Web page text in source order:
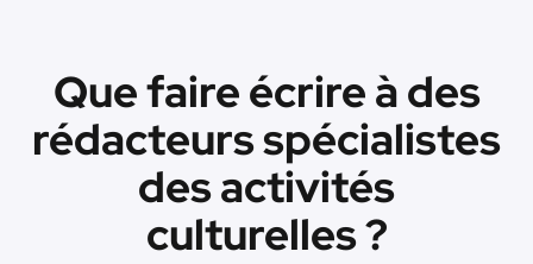
Que faire écrire à des
rédacteurs spécialistes
des activités
culturelles ?